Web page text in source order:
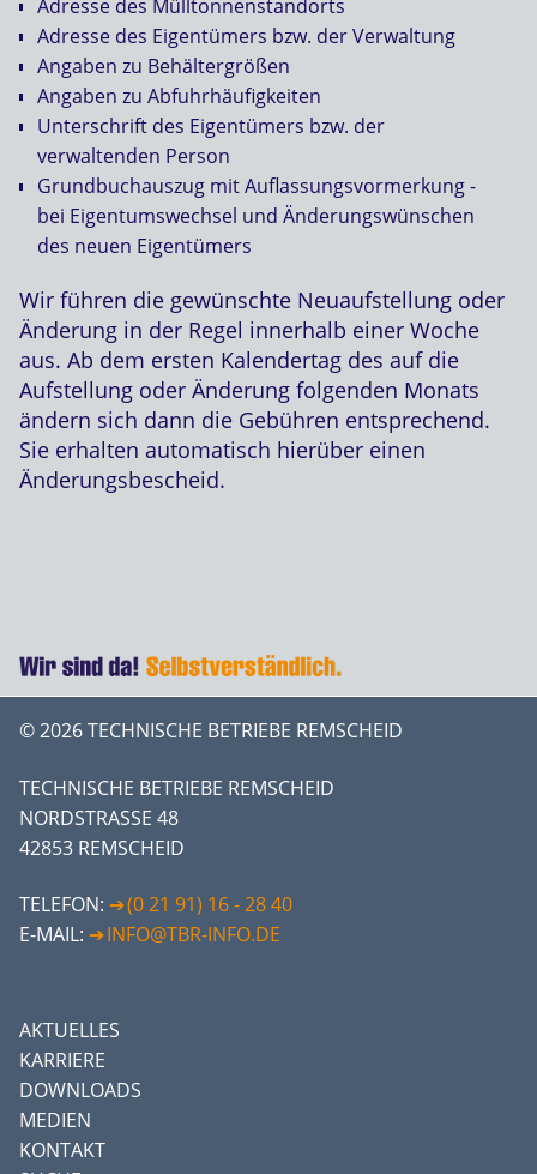
Adresse des Mülltonnenstandorts
Adresse des Eigentümers bzw. der Verwaltung
Angaben zu Behältergrößen
Angaben zu Abfuhrhäufigkeiten
Unterschrift des Eigentümers bzw. der
verwaltenden Person
Grundbuchauszug mit Auflassungsvormerkung -
bei Eigentumswechsel und Änderungswünschen
des neuen Eigentümers
Wir führen die gewünschte Neuaufstellung oder
Änderung in der Regel innerhalb einer Woche
aus. Ab dem ersten Kalendertag des auf die
Aufstellung oder Änderung folgenden Monats
ändern sich dann die Gebühren entsprechend.
Sie erhalten automatisch hierüber einen
Änderungsbescheid.
© 2026 TECHNISCHE BETRIEBE REMSCHEID
TECHNISCHE BETRIEBE REMSCHEID
NORDSTRASSE 48
42853 REMSCHEID
TELEFON:
(0 21 91) 16 - 28 40
E-MAIL:
INFO@TBR-INFO.DE
AKTUELLES
KARRIERE
DOWNLOADS
MEDIEN
KONTAKT